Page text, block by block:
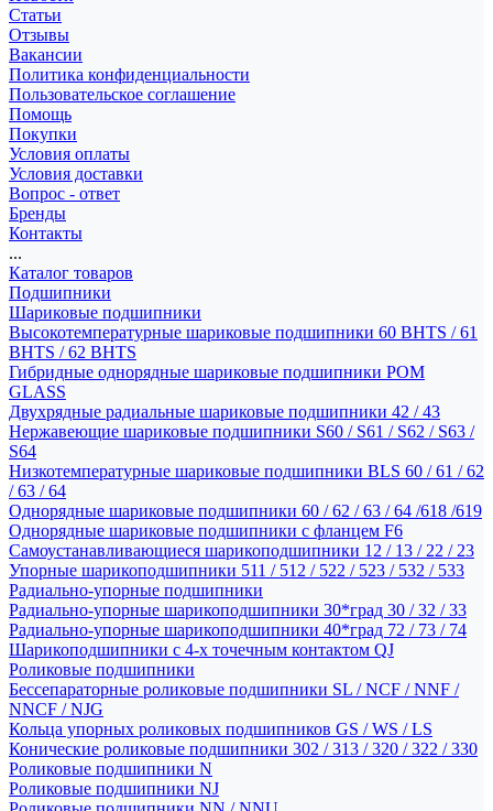
Статьи
Отзывы
Вакансии
Политика конфиденциальности
Пользовательское соглашение
Помощь
Покупки
Условия оплаты
Условия доставки
Вопрос - ответ
Бренды
Контакты
...
Каталог товаров
Подшипники
Шариковые подшипники
Высокотемпературные шариковые подшипники 60 BHTS / 61
BHTS / 62 BHTS
Гибридные однорядные шариковые подшипники POM
GLASS
Двухрядные радиальные шариковые подшипники 42 / 43
Нержавеющие шариковые подшипники S60 / S61 / S62 / S63 /
S64
Низкотемпературные шариковые подшипники BLS 60 / 61 / 62
/ 63 / 64
Однорядные шариковые подшипники 60 / 62 / 63 / 64 /618 /619
Однорядные шариковые подшипники с фланцем F6
Самоустанавливающиеся шарикоподшипники 12 / 13 / 22 / 23
Упорные шарикоподшипники 511 / 512 / 522 / 523 / 532 / 533
Радиально-упорные подшипники
Радиально-упорные шарикоподшипники 30*град 30 / 32 / 33
Радиально-упорные шарикоподшипники 40*град 72 / 73 / 74
Шарикоподшипники с 4-х точечным контактом QJ
Роликовые подшипники
Бессепараторные роликовые подшипники SL / NCF / NNF /
NNCF / NJG
Кольца упорных роликовых подшипников GS / WS / LS
Конические роликовые подшипники 302 / 313 / 320 / 322 / 330
Роликовые подшипники N
Роликовые подшипники NJ